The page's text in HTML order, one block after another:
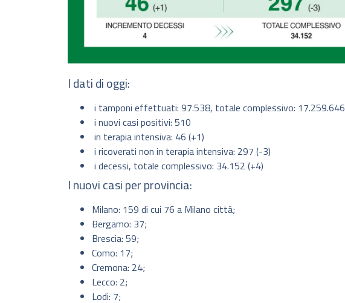
I dati di oggi:
i tamponi effettuati: 97.538, totale complessivo: 17.259.646
i nuovi casi positivi: 510
in terapia intensiva: 46 (+1)
i ricoverati non in terapia intensiva: 297 (-3)
i decessi, totale complessivo: 34.152 (+4)
I nuovi casi per provincia:
Milano: 159 di cui 76 a Milano città;
Bergamo: 37;
Brescia: 59;
Como: 17;
Cremona: 24;
Lecco: 2;
Lodi: 7;